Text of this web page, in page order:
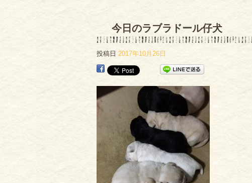
今日のラブラドール仔犬
投稿日 2017年10月26日